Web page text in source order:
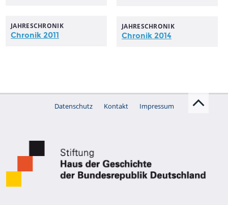
JAHRESCHRONIK
Chronik 2011
JAHRESCHRONIK
Chronik 2014
Datenschutz Kontakt Impressum